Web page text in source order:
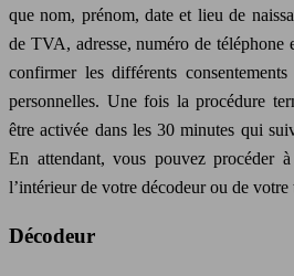
que nom, prénom, date et lieu de
de TVA, adresse, numéro de téléphone
confirmer les différents
personnelles. Une fois la procédure
être activée dans les 30 minutes qui
En attendant, vous pouvez procéder
l’intérieur de votre décodeur ou de votre
Décodeur